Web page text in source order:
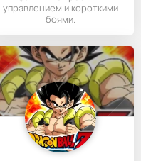
управлением и короткими
боями.